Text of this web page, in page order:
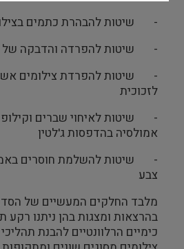
- שיטות להבהרת כתמים
- שיטות להפרדה והדבקה של
- שיטות להפרדת צילומים
לזכוכית
- שיטות לאיחוי שברים
אמולסיה בהדפסות ג'לטין
- שיטות להשלמת חוסרים
צבע
מלבד החלקים המעשיים של
בהרצאות ומצגות בהן ניתנו רקע
כימיים הרלוונטיים להבנת